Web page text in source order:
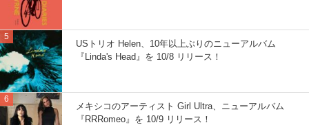
USトリオ Helen、10年以上ぶりのニューアルバム
『Linda's Head』を 10/8 リリース！
メキシコのアーティスト Girl Ultra、ニューアルバム
『RRRomeo』を 10/9 リリース！